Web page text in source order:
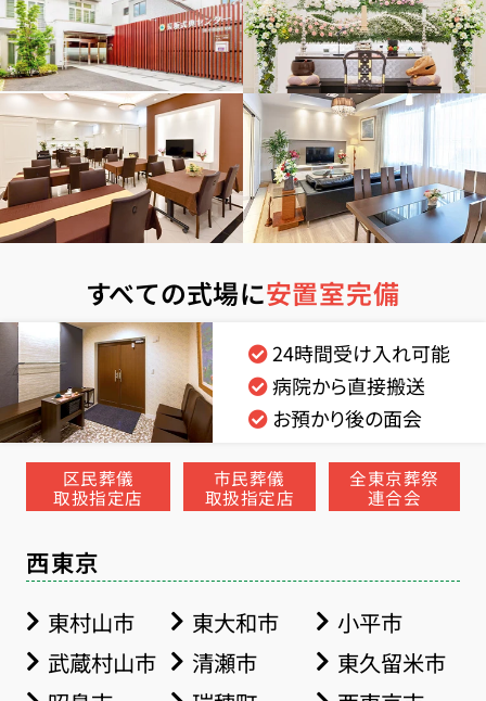
すべての式場に安置室完備
24時間受け入れ可能
病院から直接搬送
お預かり後の面会
区民葬儀
取扱指定店
市民葬儀
取扱指定店
全東京葬祭
連合会
西東京
東村山市 東大和市
小平市
武蔵村山市
清瀬市
東久留米市